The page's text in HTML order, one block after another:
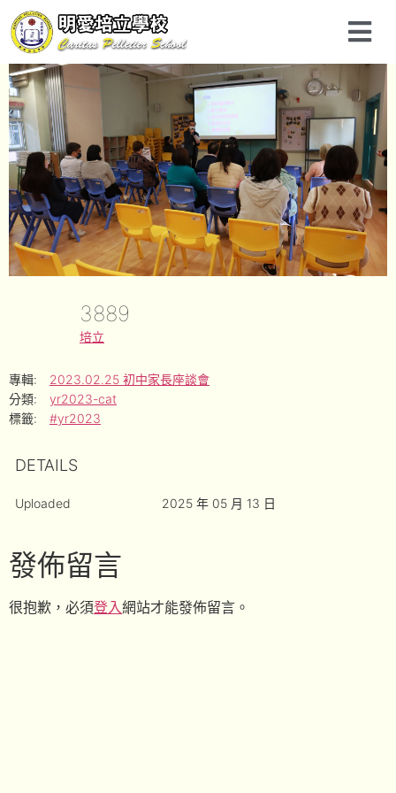
3889
培立
專輯:
2023.02.25 初中家長座談會
分類:
yr2023-cat
標籤:
#yr2023
DETAILS
Uploaded 2025 年 05 月 13 日
發佈留言
很抱歉，必須登入網站才能發佈留言。